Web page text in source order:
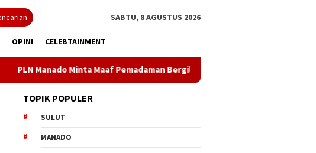
SABTU, 8 AGUSTUS 2026
OPINI CELEBTAINMENT
Maaf Pemadaman Bergilir di Pulau Bunaken, Minggu Dua PLTD Pulih Total
TOPIK POPULER
SULUT
MANADO